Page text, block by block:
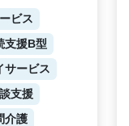
ビス
支援B型
サービス
支援
介護